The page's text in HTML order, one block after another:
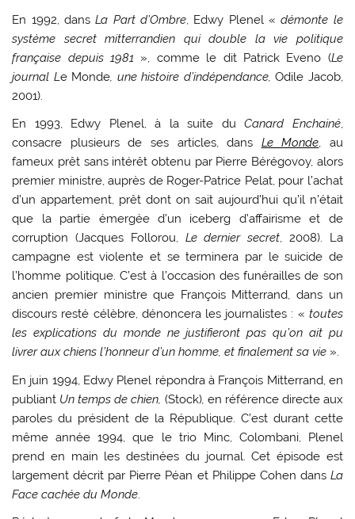
En 1992, dansLa Part d’Ombre, Edwy Plenel «démonte le
système secret mitterrandien qui double la vie politique
française depuis 1981 », comme le dit Patrick Eveno (Le
journal Le Monde, une histoire d’indépendance,Odile Jacob,
2001).
En 1993, Edwy Plenel, à la suite duCanard Enchainé,
consacre plusieurs de ses articles, dans Le Monde, au
fameux prêt sans intérêt obtenu par Pierre Bérégovoy, alors
premier ministre, auprès de Roger-Patrice Pelat, pour l’achat
d’un appartement, prêt dont on sait aujourd’hui qu’il n’était
que la partie émergée d’un iceberg d’affairisme et de
corruption (Jacques Follorou, Le dernier secret, 2008). La
campagne est violente et se terminera par le suicide de
l’homme politique. C’est à l’occasion des funérailles de son
ancien premier ministre que François Mitterrand, dans un
discours resté célèbre, dénoncera les journalistes : « toutes
les explications du monde ne justifieront pas qu’on ait pu
livrer aux chiens l’honneur d’un homme, et finalement sa vie ».
En juin 1994, Edwy Plenel répondra à François Mitterrand, en
publiant Un temps de chien, (Stock), en référence directe aux
paroles du président de la République. C’est durant cette
même année 1994, que le trio Minc, Colombani, Plenel
prend en main les destinées du journal. Cet épisode est
largement décrit par Pierre Péan et Philippe Cohen dans La
Face cachée du Monde.